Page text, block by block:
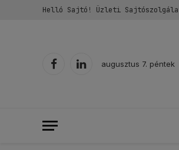
Helló Sajtó! Üzleti
FacebookLinkedIn
augusztus 7. péntek